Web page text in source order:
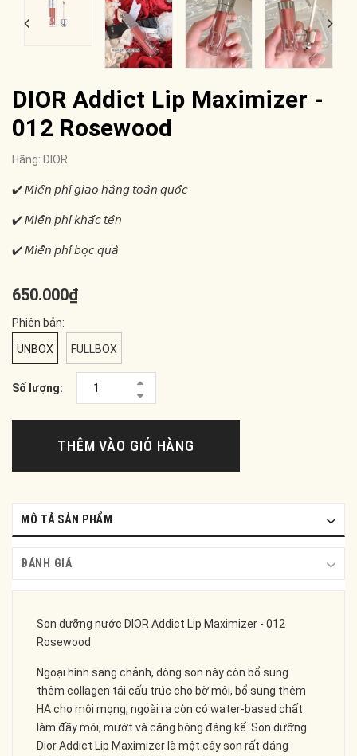
DIOR Addict Lip Maximizer -
012 Rosewood
Hãng: DIOR
✔️ 𝘔𝘪𝘦̂̃𝘯 𝘱𝘩𝘪́ 𝘨𝘪𝘢𝘰 𝘩𝘢̀𝘯𝘨 𝘵𝘰𝘢̀𝘯 𝘲𝘶𝘰̂́𝘤
✔️ 𝘔𝘪𝘦̂̃𝘯 𝘱𝘩𝘪́ 𝘬𝘩𝘢̆́𝘤 𝘵𝘦̂𝘯
✔️ 𝘔𝘪𝘦̂̃𝘯 𝘱𝘩𝘪́ 𝘣𝘰̣𝘤 𝘲𝘶𝘢̀
650.000₫
Phiên bản:
UNBOX FULLBOX
Số lượng:
THÊM VÀO GIỎ HÀNG
MÔ TẢ SẢN PHẨM
ĐÁNH GIÁ
Son dưỡng nước DIOR Addict Lip Maximizer - 012
Rosewood
Ngoại hình sang chảnh, dòng son này còn bổ sung
thêm collagen tái cấu trúc cho bờ môi, bổ sung thêm
HA cho môi mọng, ngoài ra còn có water-based chất
làm đầy môi, mướt và căng bóng đáng kể. Son dưỡng
Dior Addict Lip Maximizer là một cây son rất đáng